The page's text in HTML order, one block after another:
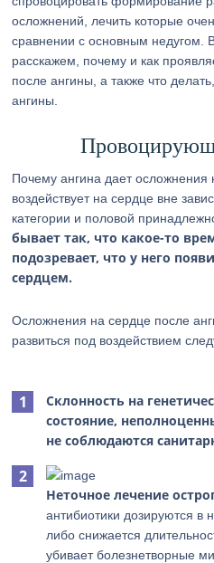
осложнений, лечить которые
сравнении с основным недугом.
расскажем, почему и как
после ангины, а также что
ангины.
Почему ангина дает осложнения
воздействует на сердце вне
категории и половой
бывает так, что какое-то
подозревает, что у него
сердцем.
Осложнения на сердце после
развиться под воздействием
Склонность на
состояние,
не соблюдаются
Неточное лечение
антибиотики дозируются в
либо снижается
убивает болезнетворные